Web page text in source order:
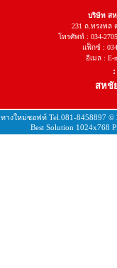
บริษัท ส
231 ถ.ทรงพล
โทรศัพท์ : 034-
แฟ็กซ์ :
อีเมล : E-
สหชั
ทางใหม่ซอฟท์ Tel.081-8458897 ©
Best Solution 1024x768